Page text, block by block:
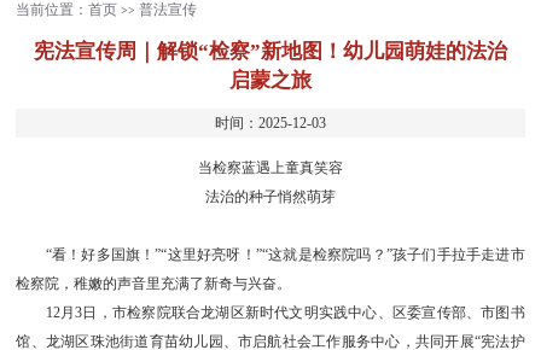
当前位置：首页 >>普法宣传
宪法宣传周｜解锁“检察”新地图！幼儿园萌娃的法治
启蒙之旅
时间：2025-12-03
当检察蓝遇上童真笑容
法治的种子悄然萌芽
“看！好多国旗！”“这里好亮呀！”“这就是检察院吗？”孩子们手拉手走进市
检察院，稚嫩的声音里充满了新奇与兴奋。
12月3日，市检察院联合龙湖区新时代文明实践中心、区委宣传部、市图书
馆、龙湖区珠池街道育苗幼儿园、市启航社会工作服务中心，共同开展“宪法护